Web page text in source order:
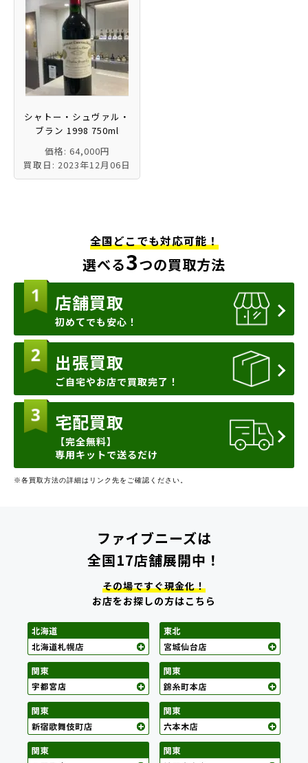
シャトー・シュヴァル・
ブラン 1998 750ml
価格: 64,000円
買取日: 2023年12月06日
全国どこでも対応可能！
選べる3つの買取方法
店舗買取
初めてでも安心！
出張買取
ご自宅やお店で買取完了！
宅配買取
【完全無料】
専用キットで送るだけ
※各買取方法の詳細はリンク先をご確認ください。
ファイブニーズは
全国17店舗展開中！
その場ですぐ現金化！
お店をお探しの方はこちら